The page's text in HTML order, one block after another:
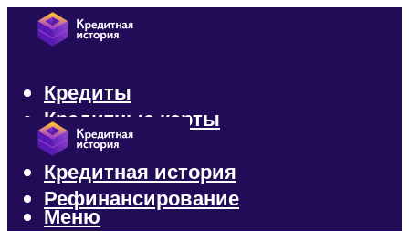
Кредиты
Кредитные карты
Микрозаймы
Кредитная история
Рефинансирование
Меню